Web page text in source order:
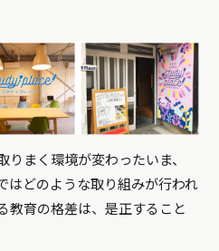
まく環境が変わったいま、
はどのような取り組みが行われ
教育の格差は、是正すること